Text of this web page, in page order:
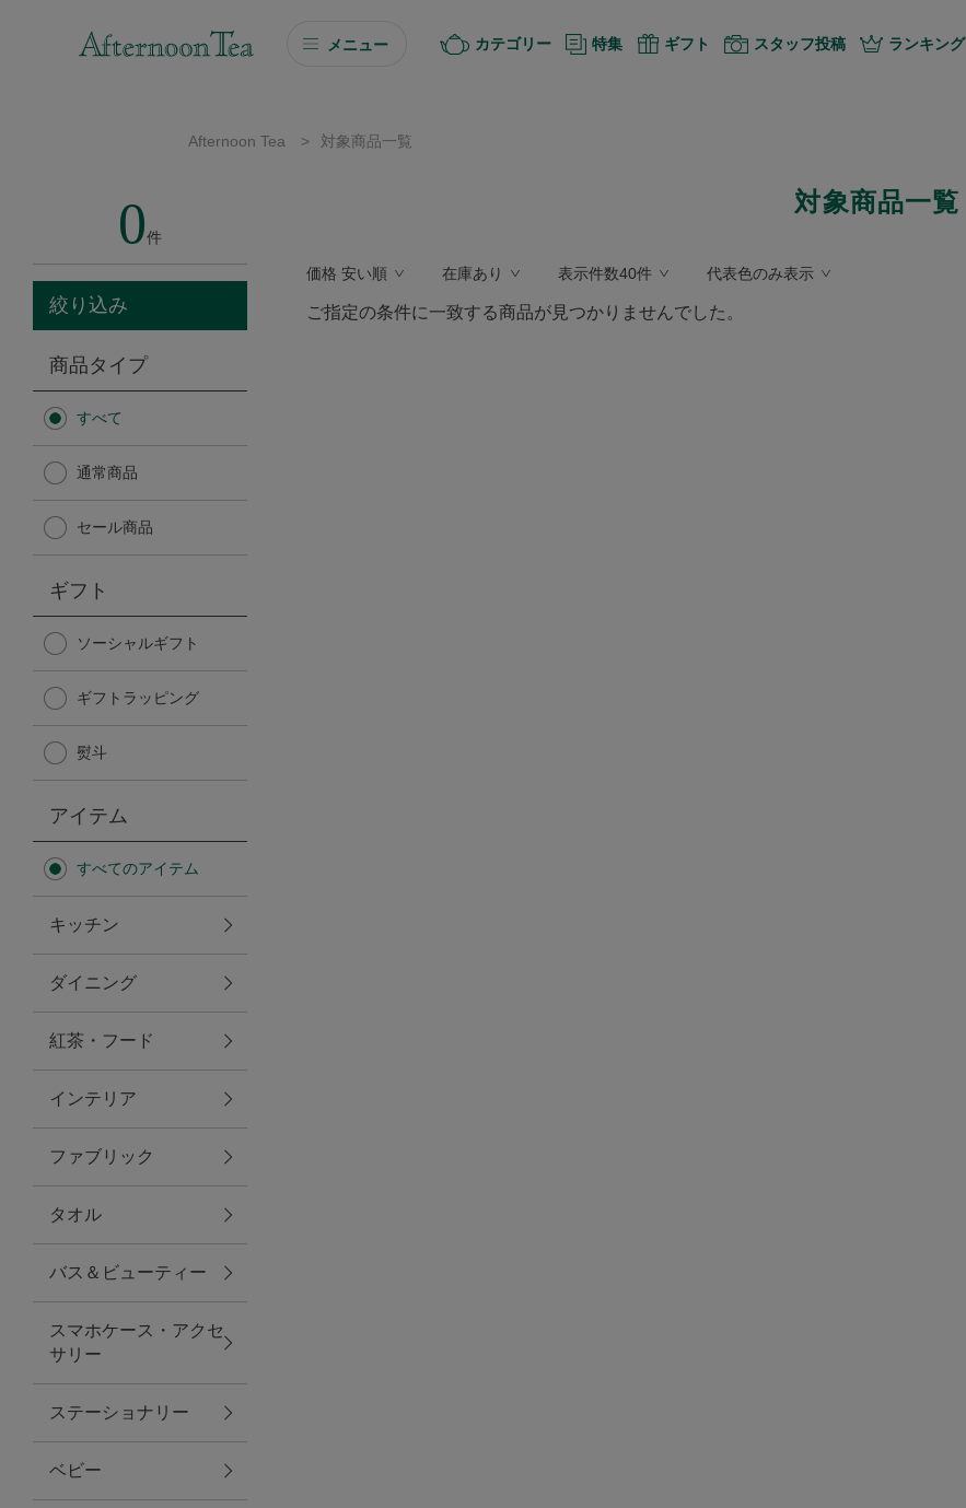
メニュー
ソーシャルギフト
カタログギフト
Afternoon Tea TEAROOM
Afternoon Tea TEAROOM
日傘
保冷バッグ
無重力シリーズ
トラベルグッズ
ランチ
バッグ
キッチン・ダイニング
ダイニング
キッチン
カテゴリー 特集 ギフト スタッフ投稿 ランキング
Afternoon Tea > 対象商品一覧
0件
絞り込み
商品タイプ
すべて
通常商品
セール商品
ギフト
ソーシャルギフト
ギフトラッピング
熨斗
アイテム
すべてのアイテム
キッチン
ダイニング
紅茶・フード
インテリア
ファブリック
タオル
バス＆ビューティー
スマホケース・アクセ
サリー
ステーショナリー
ベビー
対象商品一覧
価格 安い順 在庫あり 表示件数40件 代表色のみ表示
ご指定の条件に一致する商品が見つかりませんでした。